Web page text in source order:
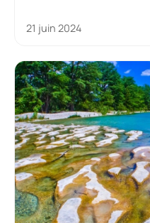
21 juin 2024